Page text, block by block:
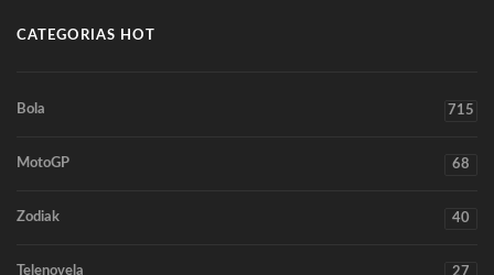
CATEGORIAS HOT
Bola 715
MotoGP 68
Zodiak 40
Telenovela 27